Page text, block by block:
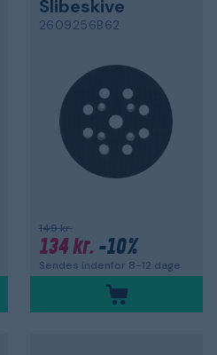
Slibeskive
2609256B62
149 kr.
134 kr. -10%
Sendes indenfor 8-12 dage